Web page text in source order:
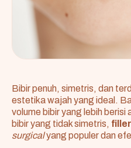
Bibir penuh, simetris, dan
estetika wajah yang ideal.
volume bibir yang lebih berisi
bibir yang tidak simetris,
surgicalyang populer dan